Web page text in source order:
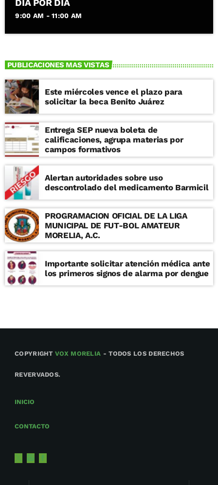
DÍA POR DÍA
9:00 AM - 11:00 AM
PUBLICACIONES MAS VISTAS
Este miércoles vence el plazo para
solicitar la beca Benito Juárez
Entrega SEP nueva boleta de
calificaciones, agrupa materias por
campos formativos
Alertan autoridades sobre uso
descontrolado del medicamento Barmicil
PROGRAMACION OFICIAL DE LA LIGA
MUNICIPAL DE FUT-BOL AMATEUR
MORELIA, A.C.
Importante solicitar atención médica ante
los primeros signos de alarma por dengue
COPYRIGHTVOX MORELIA - TODOS LOS DERECHOS
REVERVADOS.
INICIO
CONTACTO